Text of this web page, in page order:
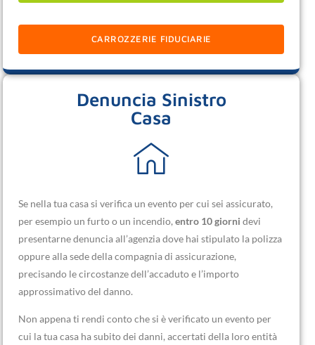
CARROZZERIE FIDUCIARIE
Denuncia Sinistro
Casa
Se nella tua casa si verifica un evento per cui sei assicurato,
per esempio un furto o un incendio,entro 10 giorni devi
presentarne denuncia all’agenzia dove hai stipulato la polizza
oppure alla sede della compagnia di assicurazione,
precisando le circostanze dell’accaduto e l’importo
approssimativo del danno.
Non appena ti rendi conto che si è verificato un evento per
cui la tua casa ha subito dei danni, accertati della loro entità